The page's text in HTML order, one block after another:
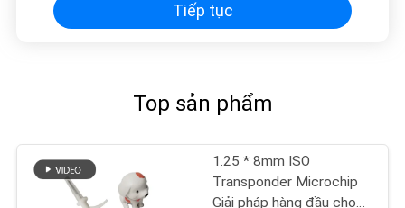
Tiếp tục
Top sản phẩm
1.25 * 8mm ISO
Transponder Microchip
Giải pháp hàng đầu cho